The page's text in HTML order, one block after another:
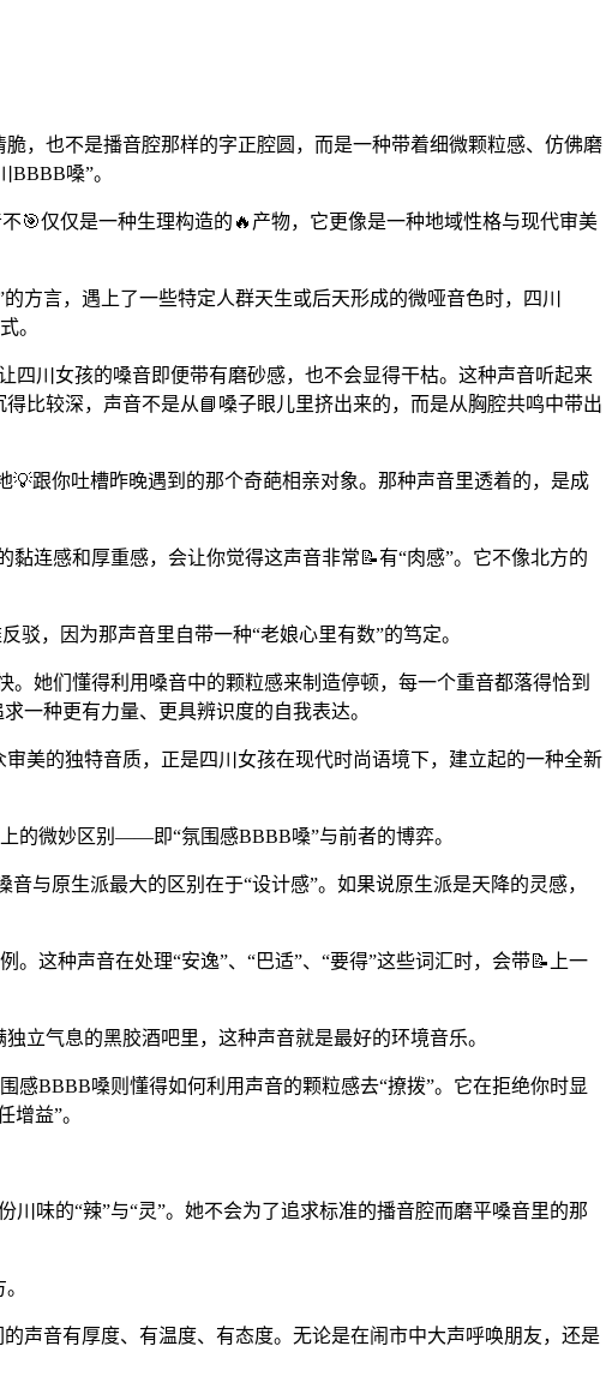
，也不是播音腔那样的字正腔圆，而是一种带着细微颗粒感、仿佛磨
嗓”。
🎯仅仅是一种生理构造的🔥产物，它更像是一种地域性格与现代审美
方言，遇上了一些特定人群天生或后天形成的微哑音色时，四川
。
四川女孩的嗓音即便带有磨砂感，也不会显得干枯。这种声音听起来
比较深，声音不是从📘嗓子眼儿里挤出来的，而是从胸腔共鸣中带出
跟你吐槽昨晚遇到的那个奇葩相亲对象。那种声音里透着的，是成
连感和厚重感，会让你觉得这声音非常📝有“肉感”。它不像北方的
，因为那声音里自带一种“老娘心里有数”的笃定。
她们懂得利用嗓音中的颗粒感来制造停顿，每一个重音都落得恰到
一种更有力量、更具辨识度的自我表达。
美的独特音质，正是四川女孩在现代时尚语境下，建立起的一种全新
的微妙区别——即“氛围感BBBB嗓”与前者的博弈。
与原生派最大的区别在于“设计感”。如果说原生派是天降的灵感，
这种声音在处理“安逸”、“巴适”、“要得”这些词汇时，会带📝上一
立气息的黑胶酒吧里，这种声音就是最好的环境音乐。
感BBBB嗓则懂得如何利用声音的颗粒感去“撩拨”。它在拒绝你时显
益”。
味的“辣”与“灵”。她不会为了追求标准的播音腔而磨平嗓音里的那
声音有厚度、有温度、有态度。无论是在闹市中大声呼唤朋友，还是